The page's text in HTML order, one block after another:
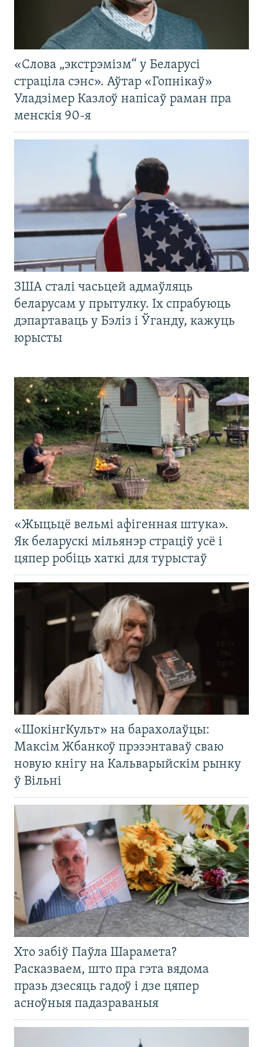
«Слова „экстрэмізм“ у Беларусі
страціла сэнс». Аўтар «Гопнікаў»
Уладзімер Казлоў напісаў раман пра
менскія 90-я
ЗША сталі часьцей адмаўляць
беларусам у прытулку. Іх спрабуюць
дэпартаваць у Бэліз і Ўганду, кажуць
юрысты
«Жыцьцё вельмі афігенная штука».
Як беларускі мільянэр страціў усё і
цяпер робіць хаткі для турыстаў
«ШокінгКульт» на барахолаўцы:
Максім Жбанкоў прэзэнтаваў сваю
новую кнігу на Кальварыйскім рынку
ў Вільні
Хто забіў Паўла Шарамета?
Расказваем, што пра гэта вядома
празь дзесяць гадоў і дзе цяпер
асноўныя падазраваныя